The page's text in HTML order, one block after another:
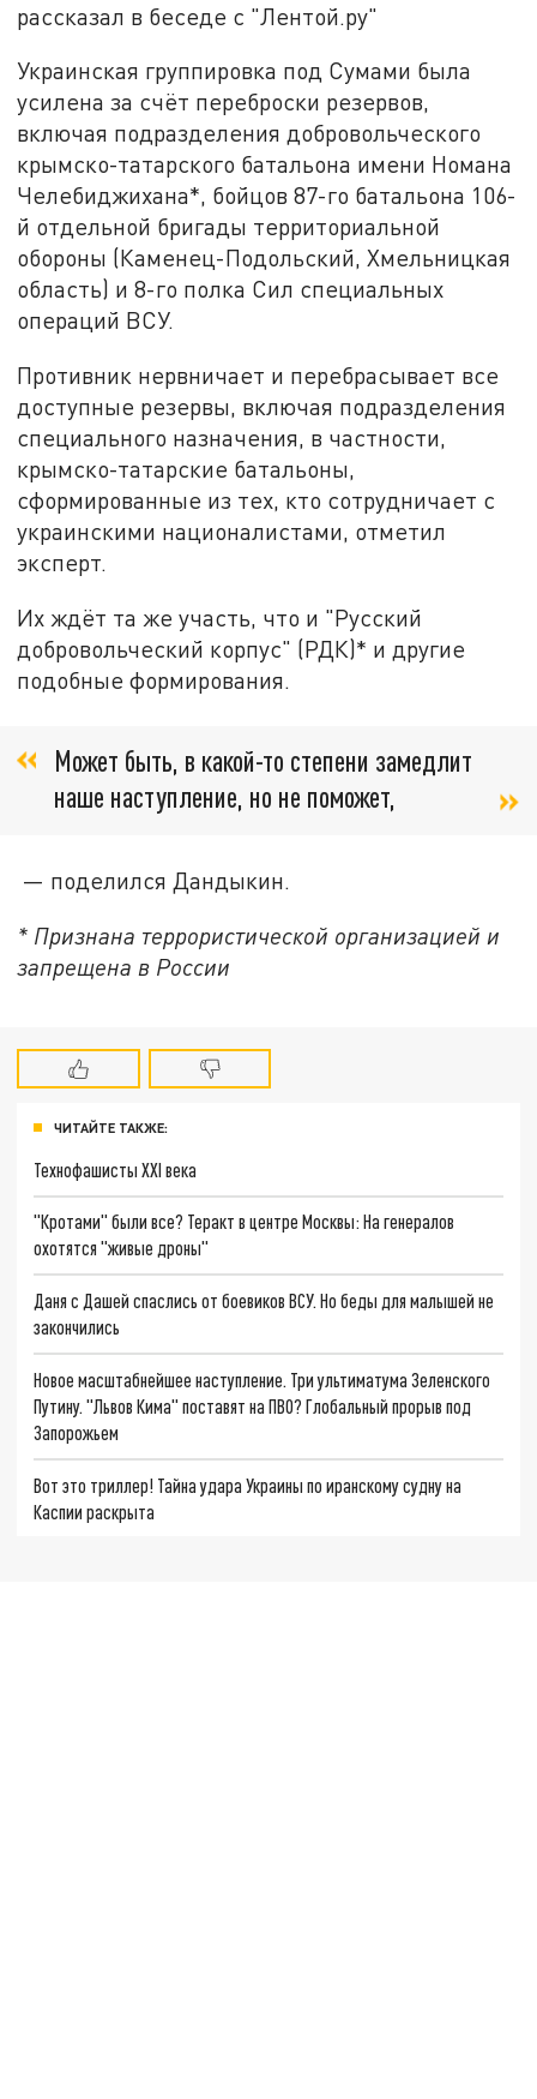
рассказал в беседе с "Лентой.ру"
Украинская группировка под Сумами была
усилена за счёт переброски резервов,
включая подразделения добровольческого
крымско-татарского батальона имени Номана
Челебиджихана*, бойцов 87-го батальона 106-
й отдельной бригады территориальной
обороны (Каменец-Подольский, Хмельницкая
область) и 8-го полка Сил специальных
операций ВСУ.
Противник нервничает и перебрасывает все
доступные резервы, включая подразделения
специального назначения, в частности,
крымско-татарские батальоны,
сформированные из тех, кто сотрудничает с
украинскими националистами, отметил
эксперт.
Их ждёт та же участь, что и "Русский
добровольческий корпус" (РДК)* и другие
подобные формирования.
Может быть, в какой-то степени замедлит
наше наступление, но не поможет,
— поделился Дандыкин.
* Признана террористической организацией и
запрещена в России
ЧИТАЙТЕ ТАКЖЕ:
Технофашисты XXI века
"Кротами" были все? Теракт в центре Москвы: На генералов
охотятся "живые дроны"
Даня с Дашей спаслись от боевиков ВСУ. Но беды для малышей не
закончились
Новое масштабнейшее наступление. Три ультиматума Зеленского
Путину. "Львов Кима" поставят на ПВО? Глобальный прорыв под
Запорожьем
Вот это триллер! Тайна удара Украины по иранскому судну на
Каспии раскрыта